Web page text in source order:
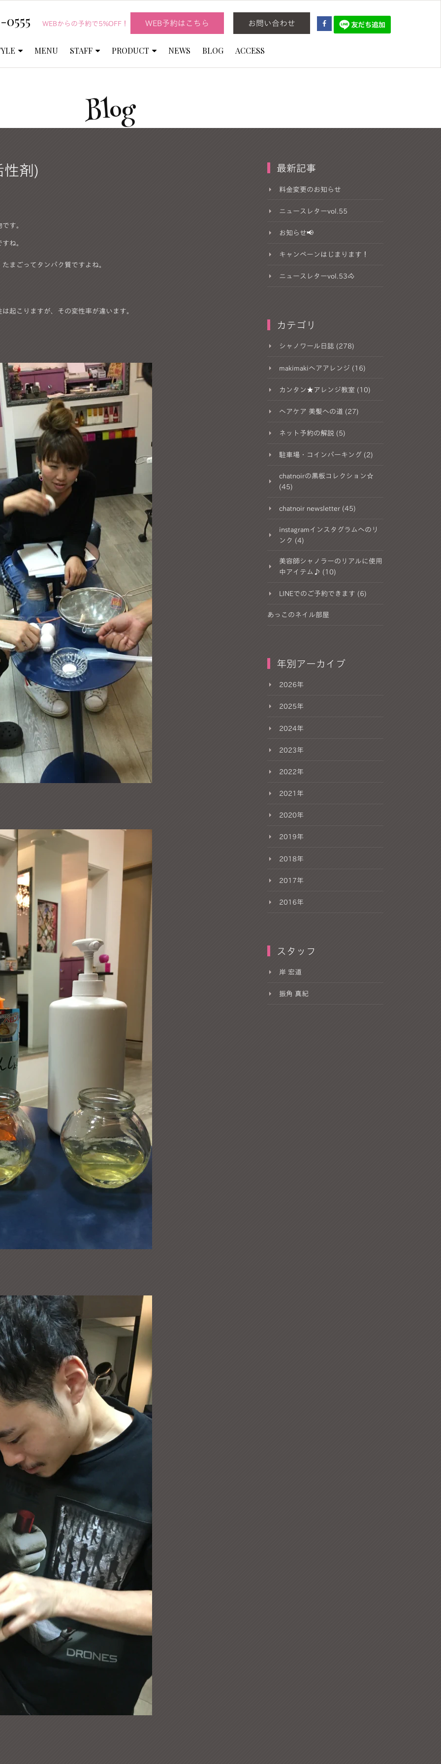
WEBからの予約で5%OFF！ WEB予約はこちら お問い合わせ
MENU STAFF PRODUCT NEWS BLOG ACCESS
Blog
性剤)
す。
ね。
まごってタンパク質ですよね。
起こりますが、その変性率が違います。
最新記事
料金変更のお知らせ
ニュースレターvol.55
お知らせ📢
キャンペーンはじまります！
ニュースレターvol.53🐴
カテゴリ
シャノワール日誌 (278)
makimakiヘアアレンジ (16)
カンタン★アレンジ教室 (10)
ヘアケア 美髪への道 (27)
ネット予約の解説 (5)
駐車場・コインパーキング (2)
chatnoirの黒板コレクション☆
(45)
chatnoir newsletter (45)
instagramインスタグラムへのリ
ンク (4)
美容師シャノラーのリアルに使用
中アイテム♪ (10)
LINEでのご予約できます (6)
あっこのネイル部屋
年別アーカイブ
2026年
2025年
2024年
2023年
2022年
2021年
2020年
2019年
2018年
2017年
2016年
スタッフ
岸 宏道
振角 真紀